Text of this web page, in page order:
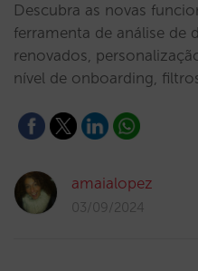
Descubra as novas
ferramenta de análise de
renovados,
nível de onboarding,
amaialopez
03/09/2024